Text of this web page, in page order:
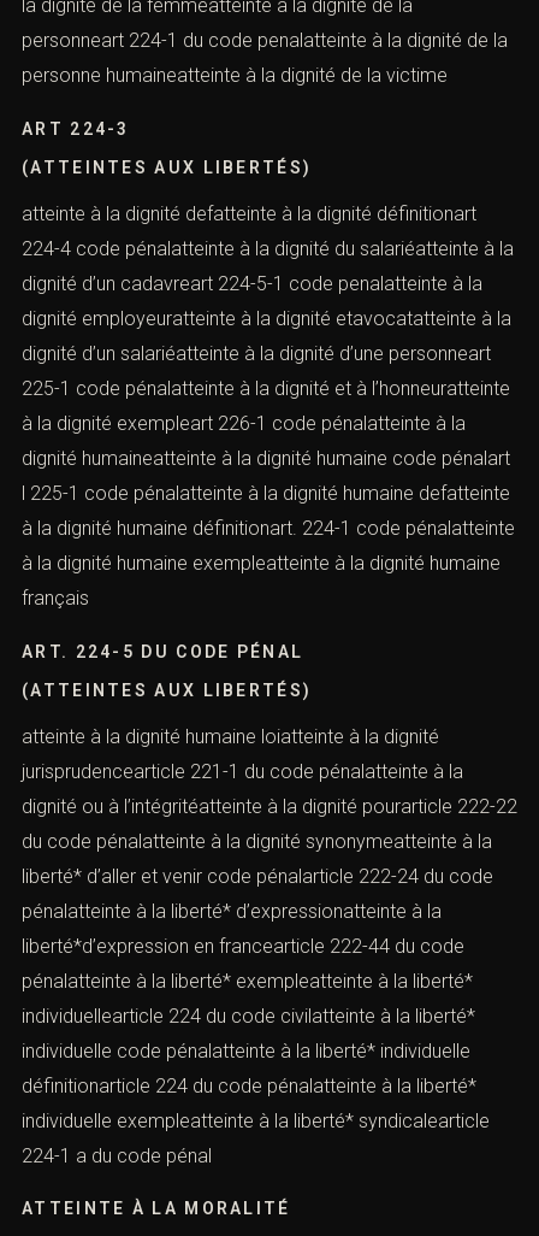
la dignité de la femmeatteinte à la dignité de la
personneart 224-1 du code penalatteinte à la dignité de la
personne humaineatteinte à la dignité de la victime
ART 224-3
(ATTEINTES AUX LIBERTÉS)
atteinte à la dignité defatteinte à la dignité définitionart
224-4 code pénalatteinte à la dignité du salariéatteinte à la
dignité d’un cadavreart 224-5-1 code penalatteinte à la
dignité employeuratteinte à la dignité etavocatatteinte à la
dignité d’un salariéatteinte à la dignité d’une personneart
225-1 code pénalatteinte à la dignité et à l’honneuratteinte
à la dignité exempleart 226-1 code pénalatteinte à la
dignité humaineatteinte à la dignité humaine code pénalart
l 225-1 code pénalatteinte à la dignité humaine defatteinte
à la dignité humaine définitionart. 224-1 code pénalatteinte
à la dignité humaine exempleatteinte à la dignité humaine
français
ART. 224-5 DU CODE PÉNAL
(ATTEINTES AUX LIBERTÉS)
atteinte à la dignité humaine loiatteinte à la dignité
jurisprudencearticle 221-1 du code pénalatteinte à la
dignité ou à l’intégritéatteinte à la dignité pourarticle 222-22
du code pénalatteinte à la dignité synonymeatteinte à la
liberté* d’aller et venir code pénalarticle 222-24 du code
pénalatteinte à la liberté* d’expressionatteinte à la
liberté*d’expression en francearticle 222-44 du code
pénalatteinte à la liberté* exempleatteinte à la liberté*
individuellearticle 224 du code civilatteinte à la liberté*
individuelle code pénalatteinte à la liberté* individuelle
définitionarticle 224 du code pénalatteinte à la liberté*
individuelle exempleatteinte à la liberté* syndicalearticle
224-1 a du code pénal
ATTEINTE À LA MORALITÉ